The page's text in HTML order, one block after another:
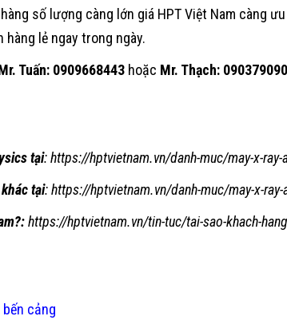
số lượng càng lớn giá HPT Việt Nam càng
lẻ ngay trong ngày.
Tuấn: 0909668443 hoặc Mr. Thạch:
tại:https://hptvietnam.vn/danh-muc/may-x-ray-
tại:https://hptvietnam.vn/danh-muc/may-x-ray-
https://hptvietnam.vn/tin-tuc/tai-sao-khach-
bến cảng